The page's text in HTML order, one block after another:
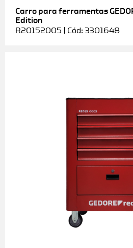
Carro para ferramentas
Edition
R20152005 | Cód: 3301648